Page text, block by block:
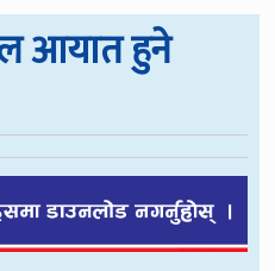
आयात हुने